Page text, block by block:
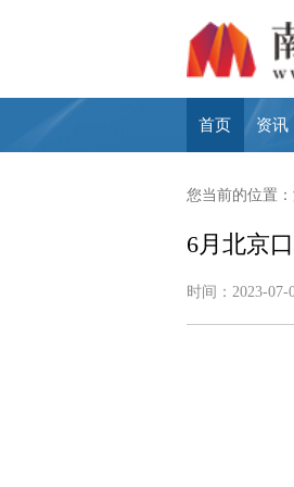
首页 资讯
您当前的位置：
6月北京
时间：2023-